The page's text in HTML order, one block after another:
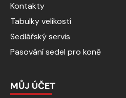
Kontakty
Tabulky velikostí
Sedlářský servis
Pasování sedel pro koně
MŮJ ÚČET